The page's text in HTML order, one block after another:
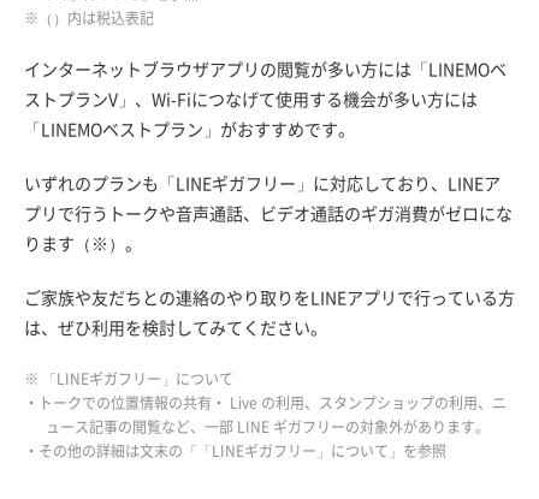
※（）内は税込表記
インターネットブラウザアプリの閲覧が多い方には「LINEMOベ
ストプランV」、Wi-Fiにつなげて使用する機会が多い方には
「LINEMOベストプラン」がおすすめです。
いずれのプランも「LINEギガフリー」に対応しており、LINEア
プリで行うトークや音声通話、ビデオ通話のギガ消費がゼロにな
ります（※）。
ご家族や友だちとの連絡のやり取りをLINEアプリで行っている方
は、ぜひ利用を検討してみてください。
※ 「LINEギガフリー」について
・トークでの位置情報の共有・ Live の利用、スタンプショップの利用、ニ
ュース記事の閲覧など、一部 LINE ギガフリーの対象外があります。
・その他の詳細は文末の「「LINEギガフリー」について」を参照